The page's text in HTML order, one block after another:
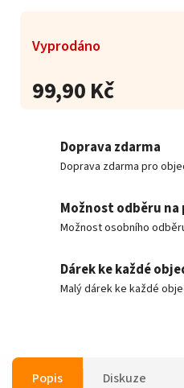
99,90 Kč
Vyprodáno
Doprava zdarma
Doprava zdarma pro
Možnost odběru na
Možnost osobního
Dárek ke každé
Malý dárek ke každé
Popis Diskuze